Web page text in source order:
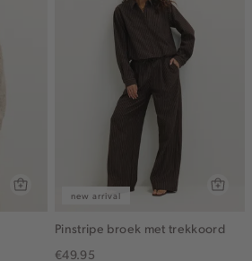
new arrival
Pinstripe broek met trekkoord
€49.95